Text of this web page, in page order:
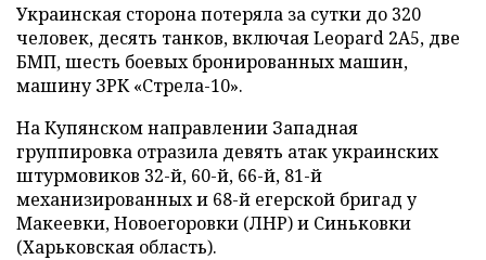
Украинская сторона потеряла за сутки до 320
человек, десять танков, включая Leopard 2А5, две
БМП, шесть боевых бронированных машин,
машину ЗРК «Стрела-10».
На Купянском направлении Западная
группировка отразила девять атак украинских
штурмовиков 32-й, 60-й, 66-й, 81-й
механизированных и 68-й егерской бригад у
Макеевки, Новоегоровки (ЛНР) и Синьковки
(Харьковская область).